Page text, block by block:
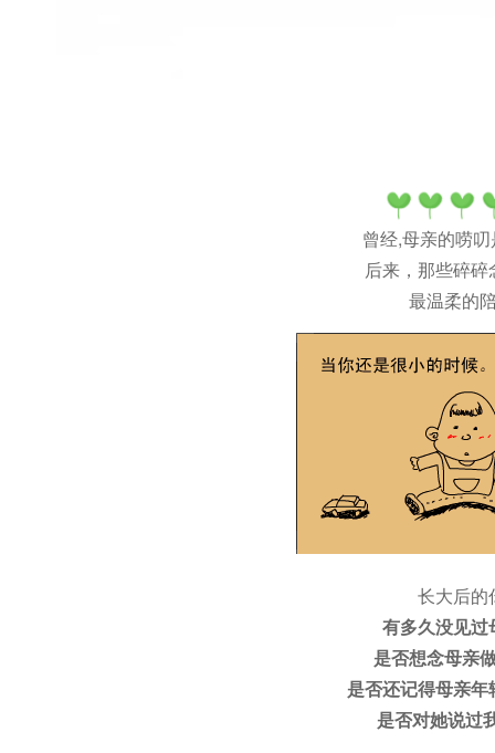
曾经,母亲的唠
后来，那些碎碎
最温柔的
长大后的
有多久没见过
是否想念母亲
是否还记得母亲年
是否对她说过